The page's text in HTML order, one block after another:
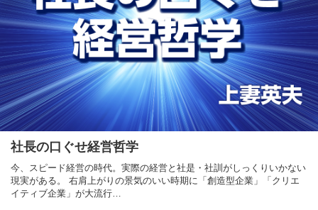
社長の口ぐせ経営哲学
今、スピード経営の時代。実際の経営と社是・社訓がしっくりいかない
現実がある。 右肩上がりの景気のいい時期に「創造型企業」「クリエ
イティブ企業」が大流行…